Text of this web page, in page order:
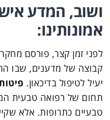
ושוב, המדע
אמונותינו:
לפני זמן קצר, פורסם
קבוצה של מדענים, שבו
יעיל לטיפול בדיכאון.
תחום של רפואה טבעית
טבעיים כתרופות. אלא